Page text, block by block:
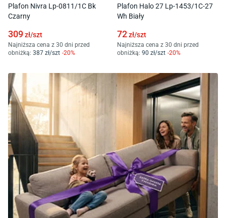
Plafon Nivra Lp-0811/1C Bk
Czarny
309zł/szt
Najniższa cena z 30 dni przed
obniżką: 387 zł/szt -20%
Plafon Halo 27 Lp-1453/1C-27
Wh Biały
72zł/szt
Najniższa cena z 30 dni przed
obniżką: 90 zł/szt -20%